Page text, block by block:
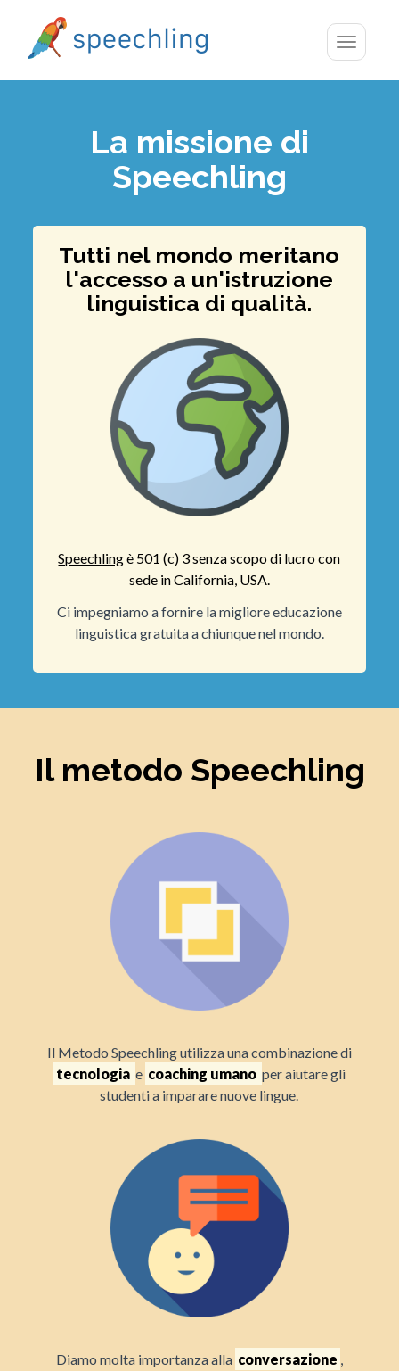
Toggle
La missione di
Speechling
Tutti nel mondo meritano
l'accesso a un'istruzione
linguistica di qualità.
Speechlingè 501 (c) 3 senza scopo di lucro con
sede in California, USA.
Ci impegniamo a fornire la migliore educazione
linguistica gratuita a chiunque nel mondo.
Il metodo Speechling
Il Metodo Speechling utilizza una combinazione di
tecnologia e coaching umano per aiutare gli
studenti a imparare nuove lingue.
Diamo molta importanza alla conversazione ,